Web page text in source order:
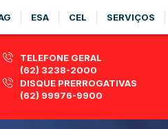
ESA CEL SERVIÇOS
TELEFONE GERAL
(62) 3238-2000
DISQUE PRERROGATIVAS
(62) 99976-9900